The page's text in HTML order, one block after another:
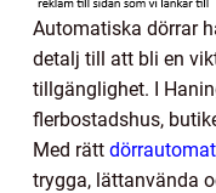
Automatiska dörrar
detalj till att bli en
tillgänglighet. I
flerbostadshus,
Med rätt
trygga, lättanvända